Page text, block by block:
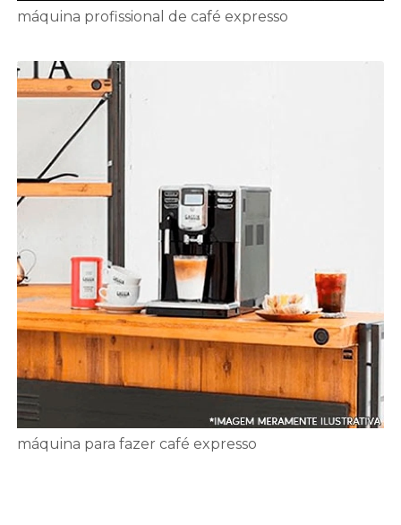
máquina profissional de café expresso
máquina para fazer café expresso